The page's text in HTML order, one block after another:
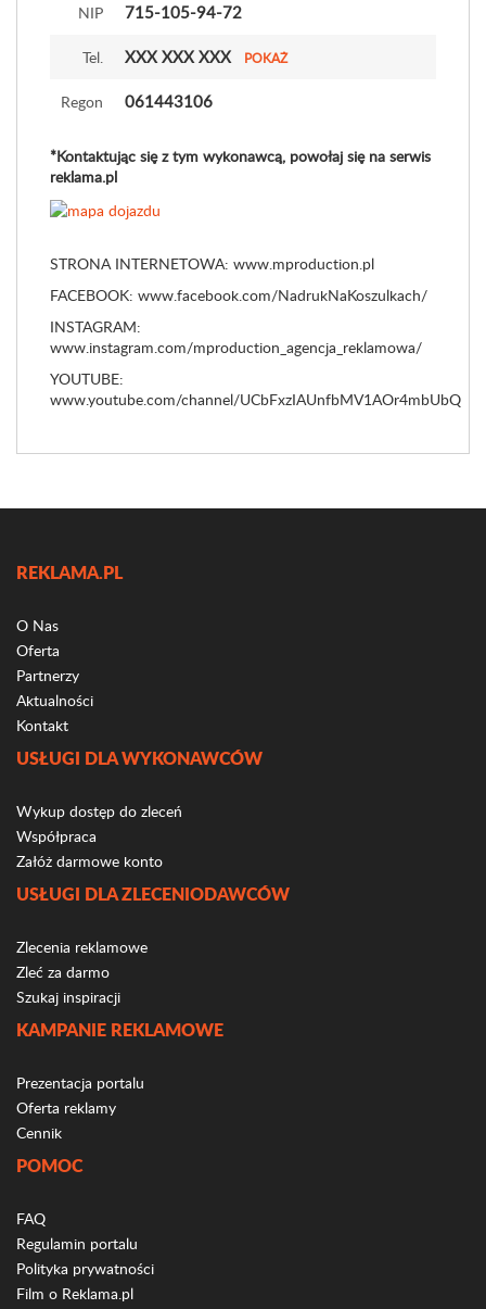
NIP 715-105-94-72
Tel. XXX XXX XXX POKAŻ
Regon 061443106
*Kontaktując się z tym wykonawcą, powołaj się na serwis
reklama.pl
STRONA INTERNETOWA: www.mproduction.pl
FACEBOOK: www.facebook.com/NadrukNaKoszulkach/
INSTAGRAM:
www.instagram.com/mproduction_agencja_reklamowa/
YOUTUBE:
www.youtube.com/channel/UCbFxzIAUnfbMV1AOr4mbUbQ
REKLAMA.PL
O Nas
Oferta
Partnerzy
Aktualności
Kontakt
USŁUGI DLA WYKONAWCÓW
Wykup dostęp do zleceń
Współpraca
Załóż darmowe konto
USŁUGI DLA ZLECENIODAWCÓW
Zlecenia reklamowe
Zleć za darmo
Szukaj inspiracji
KAMPANIE REKLAMOWE
Prezentacja portalu
Oferta reklamy
Cennik
POMOC
FAQ
Regulamin portalu
Polityka prywatności
Film o Reklama.pl